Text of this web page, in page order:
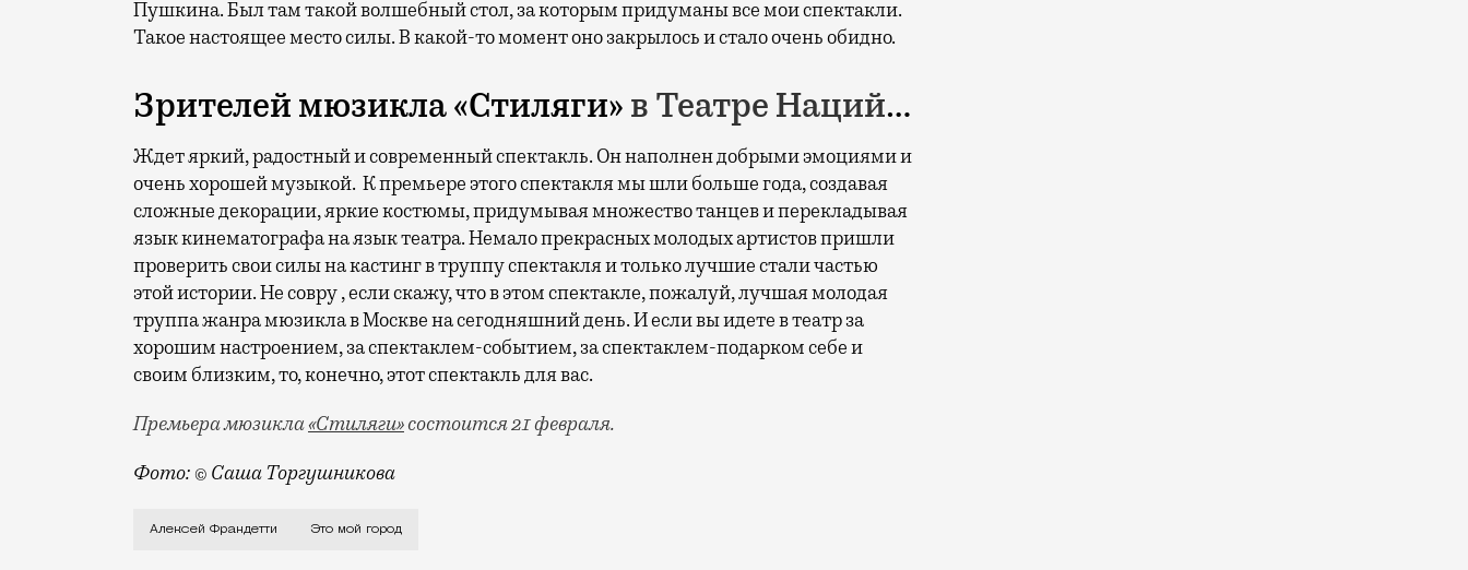
Пушкина. Был там такой волшебный стол, за которым придуманы все мои спектакли.
Такое настоящее место силы. В какой-то момент оно закрылось и стало очень обидно.
Зрителей мюзикла «Стиляги» в Театре Наций…
Ждет яркий, радостный и современный спектакль. Он наполнен добрыми эмоциями и
очень хорошей музыкой. К премьере этого спектакля мы шли больше года, создавая
сложные декорации, яркие костюмы, придумывая множество танцев и перекладывая
язык кинематографа на язык театра. Немало прекрасных молодых артистов пришли
проверить свои силы на кастинг в труппу спектакля и только лучшие стали частью
этой истории. Не совру , если скажу, что в этом спектакле, пожалуй, лучшая молодая
труппа жанра мюзикла в Москве на сегодняшний день. И если вы идете в театр за
хорошим настроением, за спектаклем-событием, за спектаклем-подарком себе и
своим близким, то, конечно, этот спектакль для вас.
Премьера мюзикла«Стиляги»состоится 21 февраля.
Фото: © Саша Торгушникова
О любви к булгаковской Москве и о москвичах, которые думают только о том, как бы добежать из точки А в точку Б, не растратив себя и не
Алексей Франдетти Это мой город